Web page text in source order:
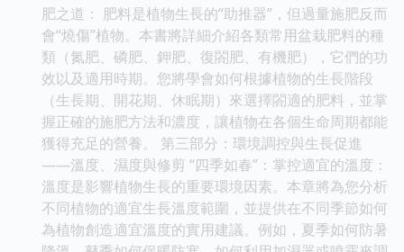
肥之道： 肥料是植物生長的“助推器”，但過量施肥反而
會“燒傷”植物。本書將詳細介紹各類常用盆栽肥料的種
類（氮肥、磷肥、鉀肥、復閤肥、有機肥），它們的功
效以及適用時期。您將學會如何根據植物的生長階段
（生長期、開花期、休眠期）來選擇閤適的肥料，並掌
握正確的施肥方法和濃度，讓植物在各個生命周期都能
獲得充足的營養。 第三部分：環境調控與生長促進
——溫度、濕度與修剪 “四季如春”：掌控適宜的溫度：
溫度是影響植物生長的重要環境因素。本章將為您分析
不同植物的適宜生長溫度範圍，並提供在不同季節如何
為植物創造適宜溫度的實用建議。例如，夏季如何防暑